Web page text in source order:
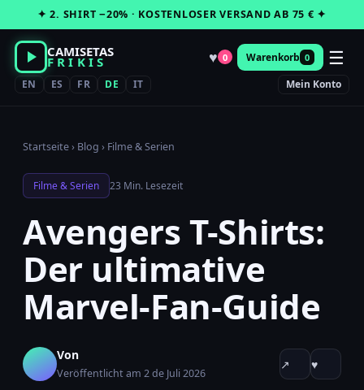
Inhalt
springen
✦ 2. SHIRT −20% · KOSTENLOSER VERSAND AB 75 € ✦
CAMISETAS
FRIKIS ♥ 0 Warenkorb 0 ☰
EN ES FR DE IT Mein Konto
Startseite› Blog › Filme & Serien
Filme & Serien 23 Min. Lesezeit
Avengers T-Shirts:
Der ultimative
Marvel-Fan-Guide
Von
Veröffentlicht am 2 de Juli 2026
↗ ♥